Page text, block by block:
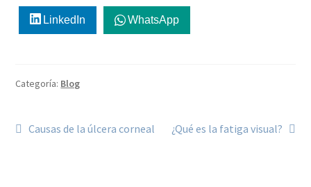
LinkedIn WhatsApp
Categoría: Blog
Causas de la úlcera corneal ¿Qué es la fatiga visual?